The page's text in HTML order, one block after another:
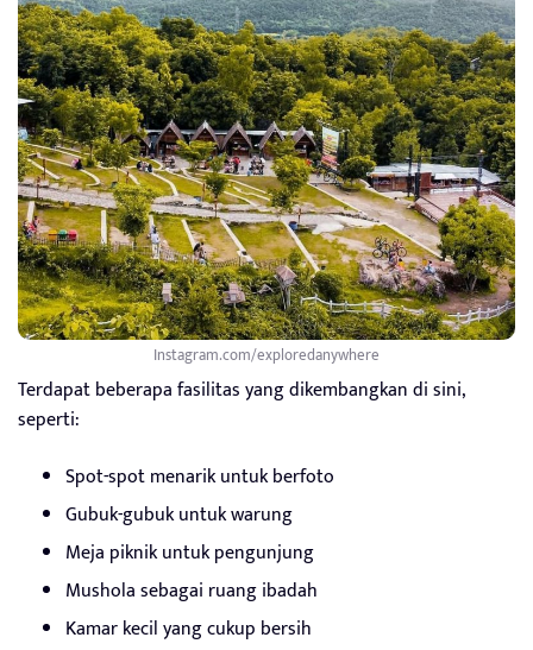
Instagram.com/exploredanywhere
Terdapat beberapa fasilitas yang dikembangkan di sini,
seperti:
Spot-spot menarik untuk berfoto
Gubuk-gubuk untuk warung
Meja piknik untuk pengunjung
Mushola sebagai ruang ibadah
Kamar kecil yang cukup bersih